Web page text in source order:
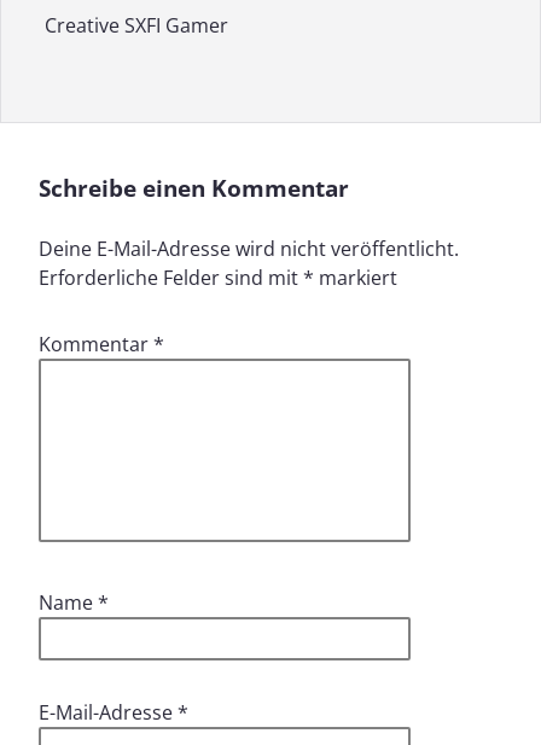
Creative SXFI Gamer
Schreibe einen Kommentar
Deine E-Mail-Adresse wird nicht veröffentlicht.
Erforderliche Felder sind mit* markiert
Kommentar*
Name*
E-Mail-Adresse*